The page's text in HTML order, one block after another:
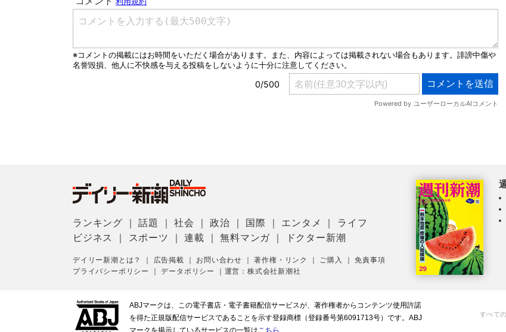
ランキング ｜話題 ｜社会 ｜政治 国際 エンタメ
ライフ
ビジネス
スポーツ ｜連載 ｜無料マンガ ドクター新潮
デイリー新潮とは？ 広告掲載 お問い合わせ ｜著作権・リンク ご購入 ｜免責事項
プライバシーポリシー
｜データポリシー 運営：株式会社新潮社
ABJマークは、この電子書店・電子書籍配信サービスが、著作権者からコンテンツ使用許諾
を得た正規版配信サービスであることを示す登録商標（登録番号第6091713号）です。ABJ
マークを掲示しているサービスの一覧は こちら
すべて